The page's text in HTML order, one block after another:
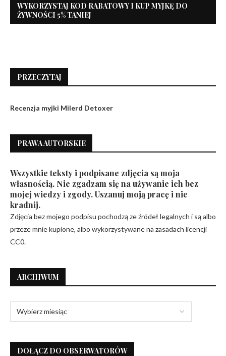
WYKORZYSTAJ KOD RABATOWY I KUP MYJKĘ DO
ŻYWNOŚCI 5% TANIEJ
PRZECZYTAJ
Recenzja myjki Milerd Detoxer
PRAWA AUTORSKIE
Wszystkie teksty i podpisane zdjęcia są moja
własnością. Nie zgadzam się na używanie ich bez
mojej wiedzy i zgody. Uszanuj moją pracę i nie
kradnij.
Zdjęcia bez mojego podpisu pochodzą ze źródeł legalnych i są albo
przeze mnie kupione, albo wykorzystywane na zasadach licencji
CC0.
ARCHIWUM
DOŁĄCZ DO OBSERWATORÓW